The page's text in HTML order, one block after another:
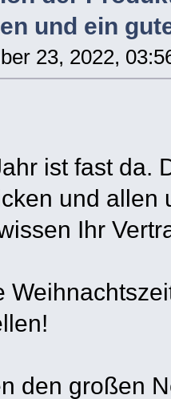
und ein
23, 2022,
ist fast da.
und allen
Ihr
den großen